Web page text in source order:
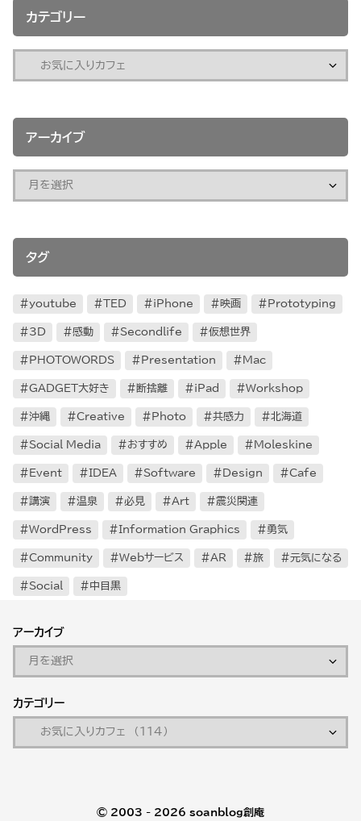
カテゴリー
アーカイブ
タグ
youtube TED iPhone 映画 Prototyping
3D 感動 Secondlife 仮想世界
PHOTOWORDS Presentation Mac
GADGET大好き 断捨離 iPad Workshop
沖縄 Creative Photo 共感力 北海道
Social Media おすすめ Apple Moleskine
Event IDEA Software Design Cafe
講演 温泉 必見 Art 震災関連
WordPress Information Graphics 勇気
Community Webサービス AR 旅 元気になる
Social 中目黒
アーカイブ
カテゴリー
© 2003 - 2026 soanblog創庵